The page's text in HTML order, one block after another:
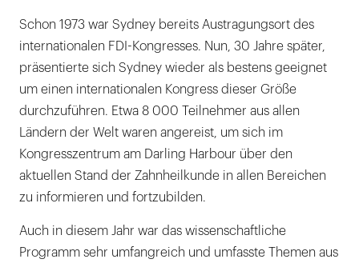
Zukünftiger FDI-Kongress
Schon 1973 war Sydney bereits Austragungsort des
internationalen FDI-Kongresses. Nun, 30 Jahre später,
präsentierte sich Sydney wieder als bestens geeignet
um einen internationalen Kongress dieser Größe
durchzuführen. Etwa 8 000 Teilnehmer aus allen
Ländern der Welt waren angereist, um sich im
Kongresszentrum am Darling Harbour über den
aktuellen Stand der Zahnheilkunde in allen Bereichen
zu informieren und fortzubilden.
Auch in diesem Jahr war das wissenschaftliche
Programm sehr umfangreich und umfasste Themen aus